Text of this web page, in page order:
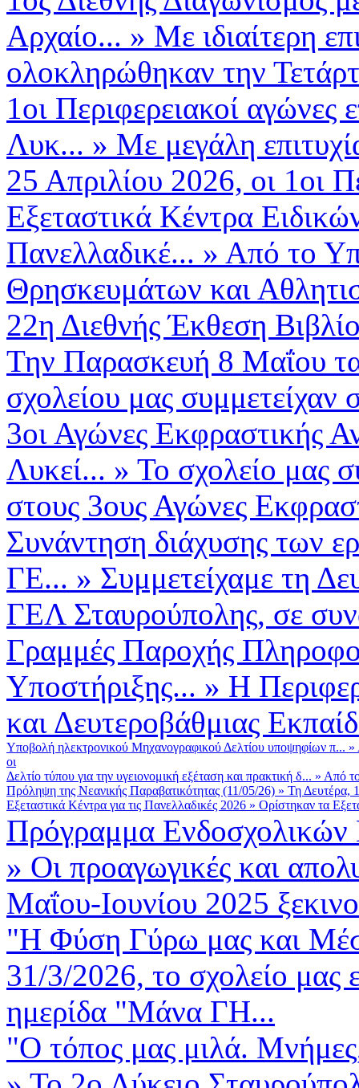
Αρχαίο... » Με ιδιαίτερη
ολοκληρώθηκαν την
1οι Περιφερειακοί αγώνες
Λυκ... » Με μεγάλη
25 Απριλίου 2026, οι 1οι
Εξεταστικά Κέντρα
Πανελλαδικέ... » Από το
Θρησκευμάτων και
22η Διεθνής Έκθεση
Την Παρασκευή 8 Μαΐου
σχολείου μας συμμετείχαν
3οι Αγώνες Εκφραστικής
Λυκεί... » Το σχολείο μας
στους 3ους Αγώνες
Συνάντηση διάχυσης των
ΓΕ... » Συμμετείχαμε τη
ΓΕΛ Σταυρούπολης, σε
Γραμμές Παροχής
Υποστήριξης... » Η
και Δευτεροβάθμιας
Υποβολή ηλεκτρονικού Μηχανογραφικού Δελτίου υποψηφίων π... »
οι
Δελτίο τύπου για την υγειονομική εξέταση και πρακτική δ... » Από
Πρόληψη της Νεανικής Παραβατικότητας (11/05/26) » Τη Δευτέρα,
Εξεταστικά Κέντρα για τις Πανελλαδικές 2026 » Ορίστηκαν τα
Πρόγραμμα Ενδοσχολικών
» Οι προαγωγικές και
Μαΐου-Ιουνίου 2025
"Η Φύση Γύρω μας και
31/3/2026, το σχολείο μας
ημερίδα "Μάνα ΓΗ...
"Ο τόπος μας μιλά.